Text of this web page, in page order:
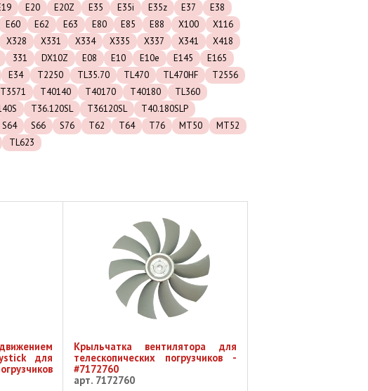
E20 E20Z E35 E35i E35z E37
E38
E60 E62 E63 E80 E85 E88 X100
X116
X328 X331 X334 X335 X337 X341
X418
331 DX10Z E08 E10 E10e E145
E165
E34 T2250 TL35.70 TL470 TL470HF
T2556
T3571 T40140 T40170 T40180
TL360
T36.120SL T36120SL
T40.180SLP
S64 S66 S76 T62 T64 T76 MT50
MT52
TL623
для
Крыльчатка вентилятора для
телескопических погрузчиков -
#7172760
арт. 7172760